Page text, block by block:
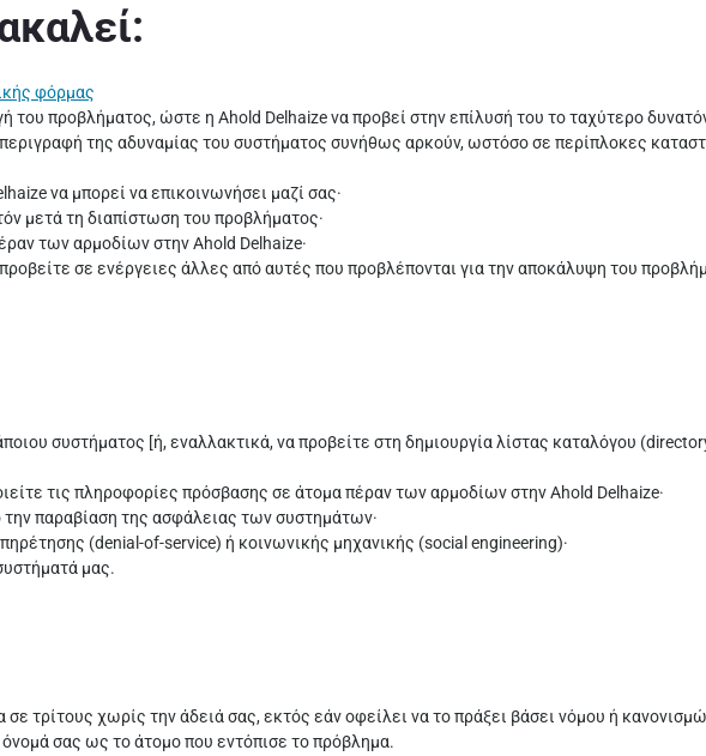
φόρμας
προβλήματος, ώστε η Ahold Delhaize να προβεί στην επίλυσή του το ταχύτερο
της αδυναμίας του συστήματος συνήθως αρκούν, ωστόσο σε περίπλοκες
να μπορεί να επικοινωνήσει μαζί σας·
μετά τη διαπίστωση του προβλήματος·
των αρμοδίων στην Ahold Delhaize·
σε ενέργειες άλλες από αυτές που προβλέπονται για την αποκάλυψη του
συστήματος [ή, εναλλακτικά, να προβείτε στη δημιουργία λίστας καταλόγου
τις πληροφορίες πρόσβασης σε άτομα πέραν των αρμοδίων στην Ahold Delhaize·
παραβίαση της ασφάλειας των συστημάτων·
(denial-of-service) ή κοινωνικής μηχανικής (social engineering)·
μας.
τρίτους χωρίς την άδειά σας, εκτός εάν οφείλει να το πράξει βάσει νόμου ή
σας ως το άτομο που εντόπισε το πρόβλημα.